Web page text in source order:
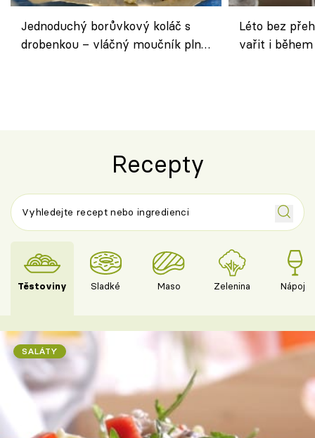
Jednoduchý borůvkový koláč s
drobenkou – vláčný moučník plný
Léto bez
vařit i
Recepty
Těstoviny Sladké Maso Zelenina Nápoje
SALÁTY